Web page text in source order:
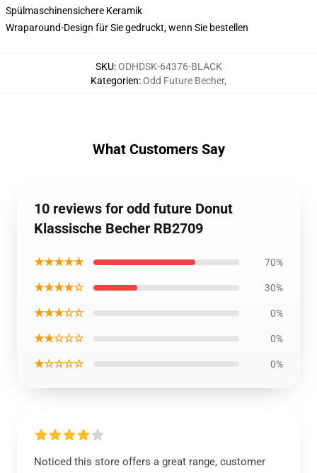
Spülmaschinensichere Keramik
Wraparound-Design für Sie gedruckt, wenn Sie bestellen
SKU:ODHDSK-64376-BLACK
Kategorien:Odd Future Becher,
What Customers Say
10 reviews for odd future Donut
Klassische Becher RB2709
★★★★★ 70%
★★★★☆ 30%
★★★☆☆ 0%
★★☆☆☆ 0%
★☆☆☆☆ 0%
Noticed this store offers a great range, customer